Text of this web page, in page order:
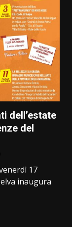
dell’estate
del
17
inaugura